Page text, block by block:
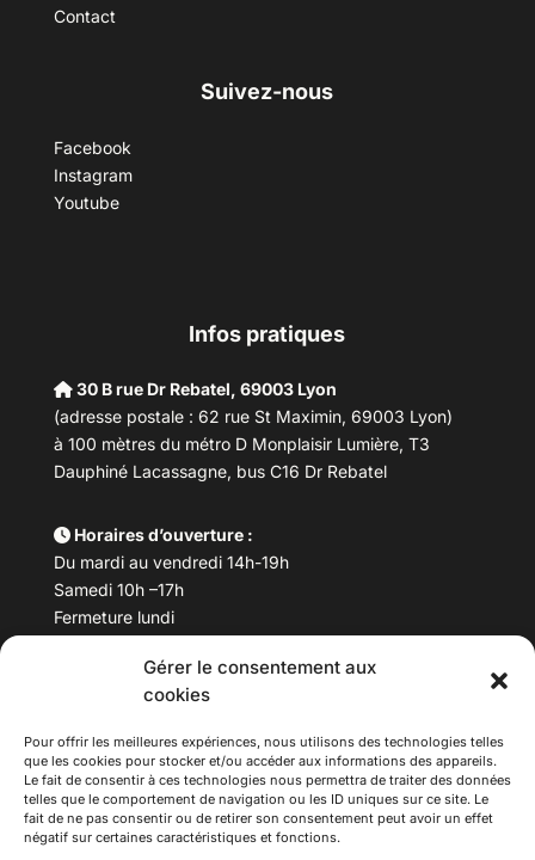
Gérer le consentement aux
cookies
Pour offrir les meilleures expériences, nous utilisons des technologies telles
que les cookies pour stocker et/ou accéder aux informations des appareils.
Le fait de consentir à ces technologies nous permettra de traiter des données
telles que le comportement de navigation ou les ID uniques sur ce site. Le
fait de ne pas consentir ou de retirer son consentement peut avoir un effet
négatif sur certaines caractéristiques et fonctions.
Contact
Suivez-nous
Facebook
Instagram
Youtube
Infos pratiques
30 B rue Dr Rebatel, 69003 Lyon
(adresse postale : 62 rue St Maximin, 69003 Lyon)
à 100 mètres du métro D Monplaisir Lumière, T3
Dauphiné Lacassagne, bus C16 Dr Rebatel
Horaires d’ouverture :
Du mardi au vendredi 14h-19h
Samedi 10h –17h
Fermeture lundi
Téléphone : 04 78 53 06 40
maisondesculturesasiatiques@asiexpo.com